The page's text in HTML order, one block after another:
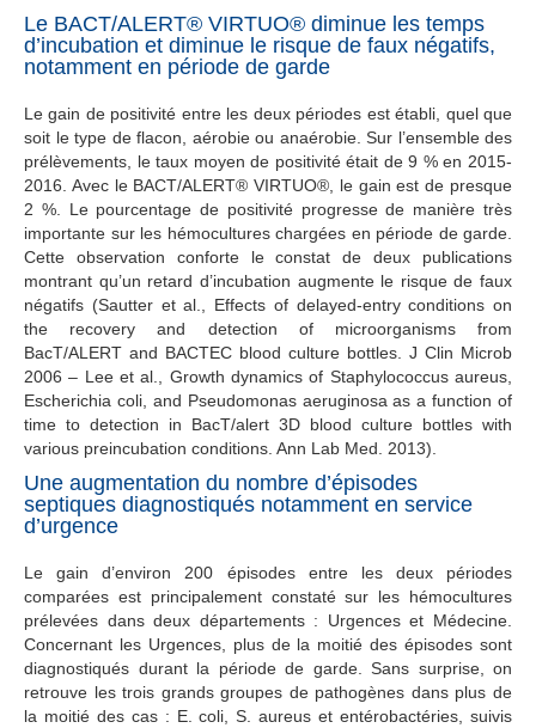
Le BACT/ALERT® VIRTUO® diminue les temps
d’incubation et diminue le risque de faux négatifs,
notamment en période de garde
Le gain de positivité entre les deux périodes est établi, quel que
soit le type de flacon, aérobie ou anaérobie. Sur l’ensemble des
prélèvements, le taux moyen de positivité était de 9 % en 2015-
2016. Avec le BACT/ALERT® VIRTUO®, le gain est de presque
2 %. Le pourcentage de positivité progresse de manière très
importante sur les hémocultures chargées en période de garde.
Cette observation conforte le constat de deux publications
montrant qu’un retard d’incubation augmente le risque de faux
négatifs (Sautter et al., Effects of delayed-entry conditions on
the recovery and detection of microorganisms from
BacT/ALERT and BACTEC blood culture bottles. J Clin Microb
2006 – Lee et al., Growth dynamics of Staphylococcus aureus,
Escherichia coli, and Pseudomonas aeruginosa as a function of
time to detection in BacT/alert 3D blood culture bottles with
various preincubation conditions. Ann Lab Med. 2013).
Une augmentation du nombre d’épisodes
septiques diagnostiqués notamment en service
d’urgence
Le gain d’environ 200 épisodes entre les deux périodes
comparées est principalement constaté sur les hémocultures
prélevées dans deux départements : Urgences et Médecine.
Concernant les Urgences, plus de la moitié des épisodes sont
diagnostiqués durant la période de garde. Sans surprise, on
retrouve les trois grands groupes de pathogènes dans plus de
la moitié des cas : E. coli, S. aureus et entérobactéries, suivis